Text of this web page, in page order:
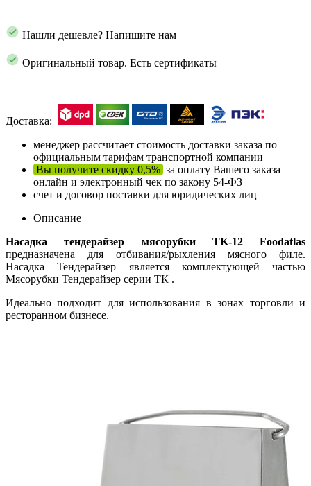
Нашли дешевле? Напишите нам
Оригинальный товар. Есть сертификаты
Доставка:
менеджер рассчитает стоимость доставки заказа по
официальным тарифам транспортной компании
Вы получите скидку 0,5% за оплату Вашего заказа
онлайн и электронный чек по закону 54-ФЗ
счет и договор поставки для юридических лиц
Описание
Насадка тендерайзер мясорубки TK-12 Foodatlas
предназначена для отбивания/рыхления мясного филе.
Насадка Тендерайзер является комплектующей частью
Мясорубки Тендерайзер серии ТК .
Идеально подходит для использования в зонах торговли и
ресторанном бизнесе.